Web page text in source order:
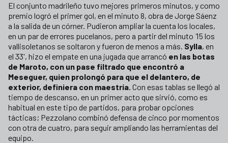
El conjunto madrileño tuvo mejores primeros minutos, y como
premio logró el primer gol, en el minuto 8, obra de Jorge Sáenz
a la salida de un córner. Pudieron ampliar la cuenta los locales,
en un par de errores pucelanos, pero a partir del minuto 15 los
vallisoletanos se soltaron y fueron de menos a más. Sylla, en
el 33', hizo el empate en una jugada que arrancó en las botas
de Maroto, con un pase filtrado que encontró a
Meseguer, quien prolongó para que el delantero, de
exterior, definiera con maestría. Con esas tablas se llegó al
tiempo de descanso, en un primer acto que sirvió, como es
habitual en este tipo de partidos, para probar opciones
tácticas; Pezzolano combinó defensa de cinco por momentos
con otra de cuatro, para seguir ampliando las herramientas del
equipo.